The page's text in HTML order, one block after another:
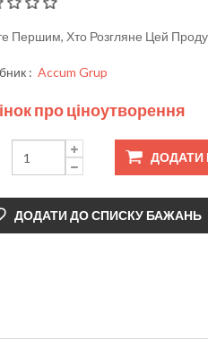
Першим, Хто Розгляне Цей
: Accum Grup
про ціноутворення